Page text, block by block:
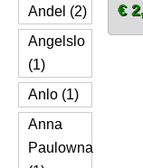
Andel (2)
Angelslo
(1)
Anlo (1)
Anna
Paulowna
€